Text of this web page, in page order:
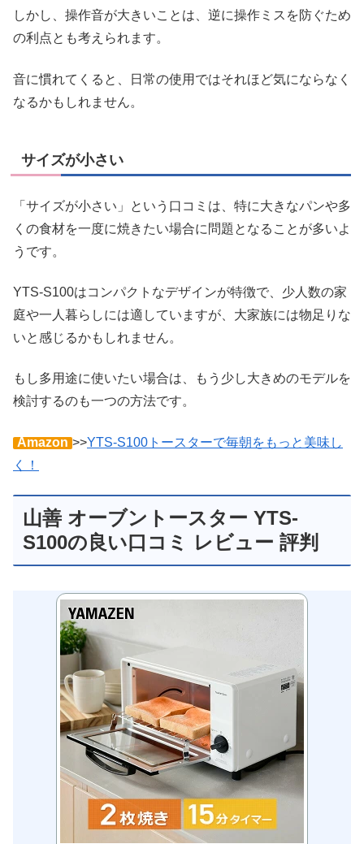
しかし、操作音が大きいことは、逆に操作ミスを防ぐため
の利点とも考えられます。
音に慣れてくると、日常の使用ではそれほど気にならなく
なるかもしれません。
サイズが小さい
「サイズが小さい」という口コミは、特に大きなパンや多
くの食材を一度に焼きたい場合に問題となることが多いよ
うです。
YTS-S100はコンパクトなデザインが特徴で、少人数の家
庭や一人暮らしには適していますが、大家族には物足りな
いと感じるかもしれません。
もし多用途に使いたい場合は、もう少し大きめのモデルを
検討するのも一つの方法です。
Amazon >>YTS-S100トースターで毎朝をもっと美味し
く！
山善 オーブントースター YTS-
S100の良い口コミ レビュー 評判